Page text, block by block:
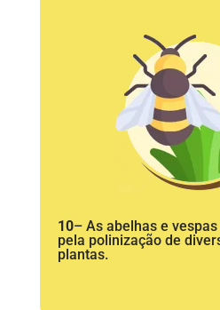
10– As abelhas e
pela polinização de
plantas.